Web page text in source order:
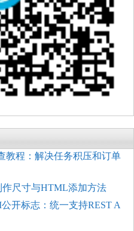
教程：解决任务积压和订单
作尺寸与HTML添加方法
公开标志：统一支持REST A